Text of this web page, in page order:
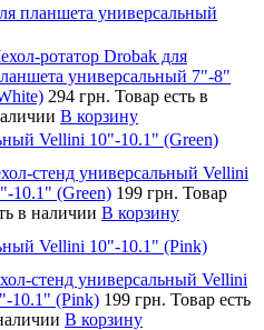
планшета универсальный
ротатор Drobak для
универсальный 7"-8"
294 грн. Товар есть в
В корзину
Vellini 10"-10.1" (Green)
стенд универсальный Vellini
10.1" (Green) 199 грн. Товар
в наличии В корзину
Vellini 10"-10.1" (Pink)
стенд универсальный Vellini
10.1" (Pink) 199 грн. Товар есть
В корзину